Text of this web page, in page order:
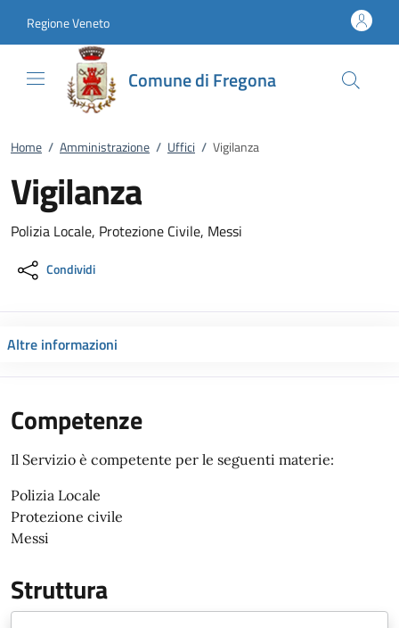
Regione Veneto
Comune di Fregona
Home / Amministrazione / Uffici / Vigilanza
Vigilanza
Polizia Locale, Protezione Civile, Messi
Condividi
Altre informazioni
Competenze
Il Servizio è competente per le seguenti materie:
Polizia Locale
Protezione civile
Messi
Struttura